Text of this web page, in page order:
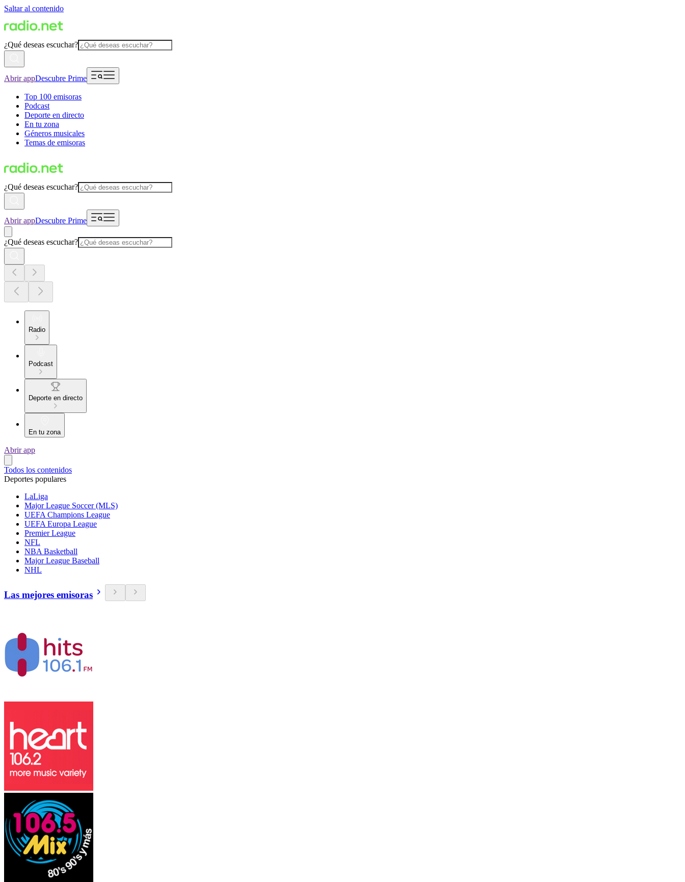
Saltar al contenido
¿Qué deseas escuchar?
Abrir appDescubre Prime
Top 100 emisoras
Podcast
Deporte en directo
En tu zona
Géneros musicales
Temas de emisoras
¿Qué deseas escuchar?
Abrir appDescubre Prime
¿Qué deseas escuchar?
Radio
Podcast
Deporte en directo
En tu zona
Abrir app
Todos los contenidos
Deportes populares
LaLiga
Major League Soccer (MLS)
UEFA Champions League
UEFA Europa League
Premier League
NFL
NBA Basketball
Major League Baseball
NHL
Las mejores emisoras